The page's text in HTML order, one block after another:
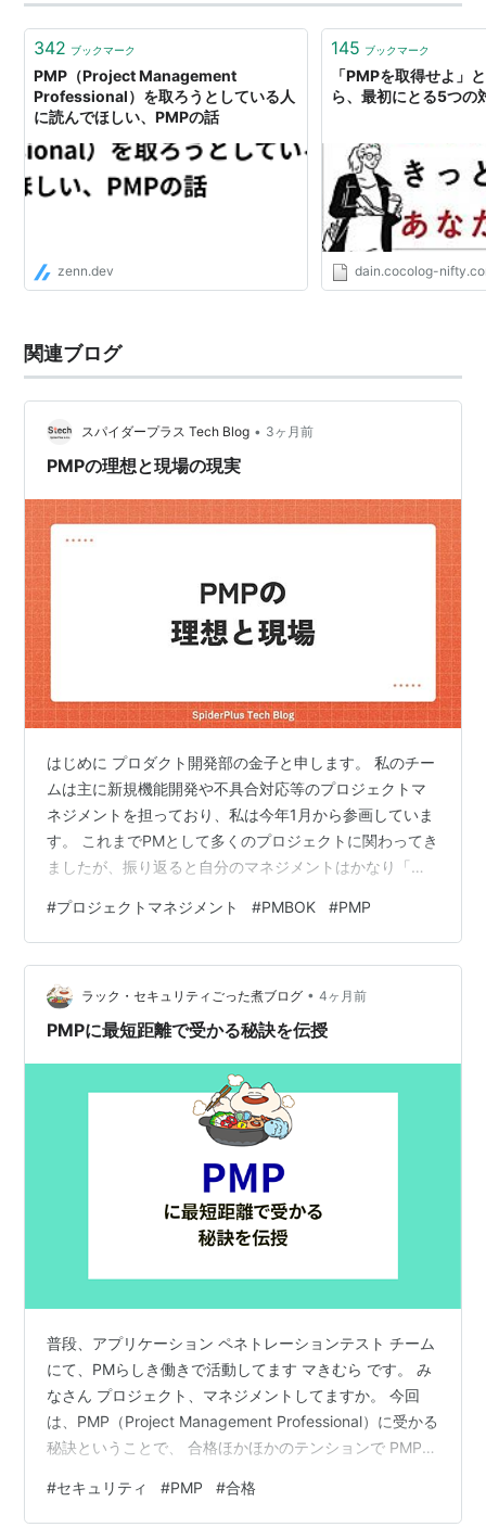
高まっています。その…
342 ブックマーク
PMP（Project Management
Professional）を取ろうとしている人
に読んでほしい、PMPの話
zenn.dev
145 ブックマーク
「PMPを取得せよ」
ら、最初にとる5つの
dain.cocolog-
関連ブログ
スパイダープラス Tech Blog • 3ヶ月前
PMPの理想と現場の現実
はじめに プロダクト開発部の金子と申します。 私のチー
ムは主に新規機能開発や不具合対応等のプロジェクトマ
ネジメントを担っており、私は今年1月から参画していま
す。 これまでPMとして多くのプロジェクトに関わってき
ましたが、振り返ると自分のマネジメントはかなり「現
ュールが危なければ調整し、必要なら自分でも手を動か
す。そうやって「現場を回す」ことはやってきました
が、PMP/PMBOKで体系化されている リスク管理 ステー
クホルダー管理 変更管理 Lessons Learned といった知識
は、現場をこなしながら後追いで学んだ部分が大きいで
#プロジェクトマネジメント #PMBOK #PMP
ラック・セキュリティごった煮ブログ • 4ヶ月前
PMPに最短距離で受かる秘訣を伝授
普段、アプリケーション ペネトレーションテスト チーム
にて、PMらしき働きで活動してます マきむら です。 み
なさん プロジェクト、マネジメントしてますか。 今回
は、PMP（Project Management Professional）に受かる
秘訣ということで、 合格ほかほかのテンションで PMPを
者に向けて秘訣をお教えします。 まずは、 受験資格 1,
学位（もしくは高卒） 2, PDU35以上を獲得していること
#セキュリティ #PMP #合格